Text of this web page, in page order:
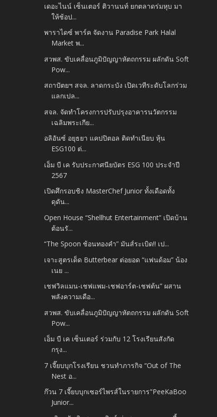
เดอะไนน์ เซ็นเตอร์ ติวานนท์ ยกตลาดร่มหุบ มา
ให้ช้อป...
พาราไดซ์ พาร์ค จัดงาน Paradise Park Halal
Market พ...
สวพส. ขับเคลื่อนภูมิปัญญาหัตถกรรม ผลักดัน Soft
Pow...
สถาปัตยฯ สจล. ลาดกระบัง เปิดเวทีระดับโลกร่วม
แลกเปล...
สจล. จัดทำโครงการปรับปรุงอาคารนวัตกรรม
เฉลิมพระเกีย...
อลิอันซ์ อยุธยา แคปปิตอล ติดทำเนียบ หุ้น
ESG100 ต่...
เอ็ม บี เค รับประกาศนียบัตร ESG 100 ประจำปี
2567
เปิดศึกรอบชิง MasterChef Junior ทั้งเดือดทั้ง
ดุดัน...
Open House “Shellhut Entertainment” เปิดบ้าน
ต้อนรั...
“The Spoon ช้อนทองคำ” มันส์ระเบิด!! เป...
เจาะสูตรเด็ด Butterbear ต่อยอด “แฟนด้อม” น้อง
เนย ...
เชฟวิลแมน-เชฟแพม-เชฟอาร์ต-เชฟต้น” ผสาน
พลังความเดือ...
สวพส. ขับเคลื่อนภูมิปัญญาหัตถกรรม ผลักดัน Soft
Pow...
เอ็ม บี เค เซ็นเตอร์ ร่วมกับ 12 โรงเรียนสังกัด
กรุง...
7 เจี๊ยบบุกโรงเรียน ชวนทำภารกิจ “Out of The
Nest อ...
ก๊วน 7 เจี๊ยบบุกเซอร์ไพรส์ในรายการ"PeeKaBoo
Junior...